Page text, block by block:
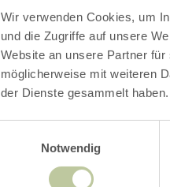
Wir verwenden Cookies, um
und die Zugriffe auf unsere
Website an unsere Partner
möglicherweise mit weiteren
der Dienste gesammelt haben.
Notwendig